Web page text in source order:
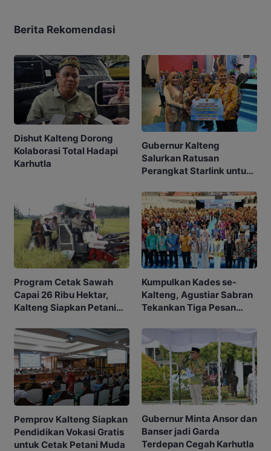
Berita Rekomendasi
Dishut Kalteng Dorong
Kolaborasi Total Hadapi
Karhutla
Gubernur Kalteng
Salurkan Ratusan
Perangkat Starlink untuk
Program Cetak Sawah
Capai 26 Ribu Hektar,
Kalteng Siapkan Petani
Kumpulkan Kades se-
Kalteng, Agustiar Sabran
Tekankan Tiga Pesan
Pemprov Kalteng Siapkan
Pendidikan Vokasi Gratis
untuk Cetak Petani Muda
Gubernur Minta Ansor dan
Banser jadi Garda
Terdepan Cegah Karhutla